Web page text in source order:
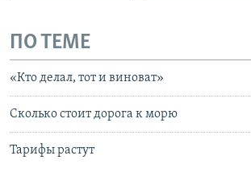
ПО ТЕМЕ
«Кто делал, тот и виноват»
Сколько стоит дорога к морю
Тарифы растут